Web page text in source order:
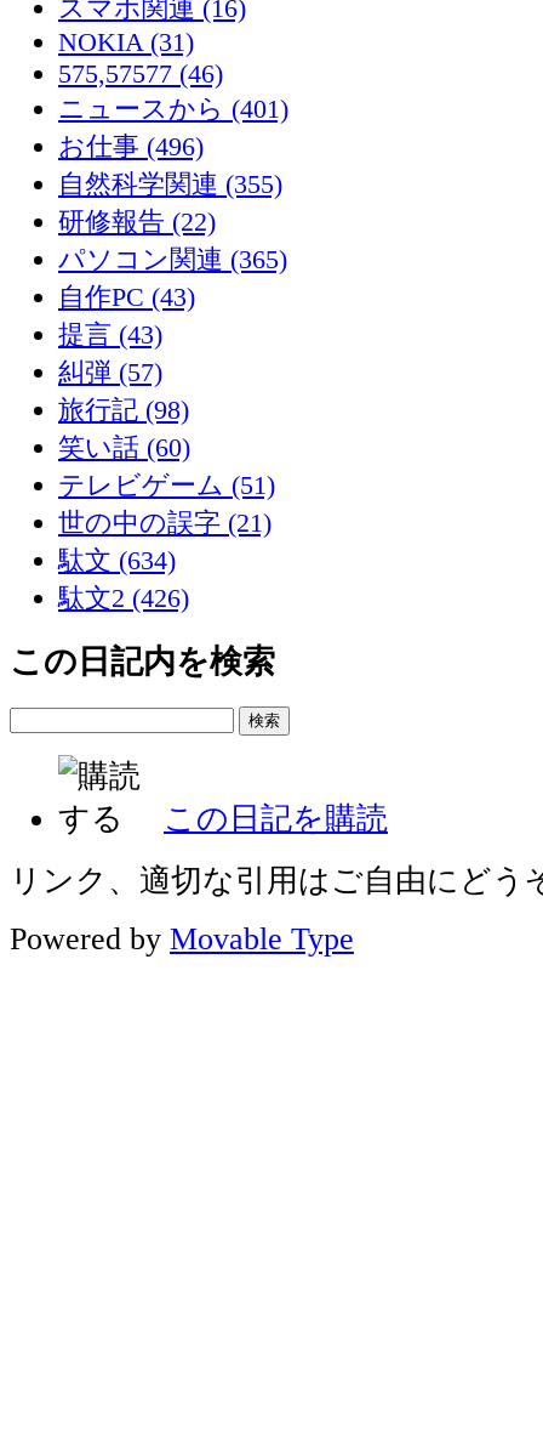
スマホ関連 (16)
NOKIA (31)
575,57577 (46)
ニュースから (401)
お仕事 (496)
自然科学関連 (355)
研修報告 (22)
パソコン関連 (365)
自作PC (43)
提言 (43)
糾弾 (57)
旅行記 (98)
笑い話 (60)
テレビゲーム (51)
世の中の誤字 (21)
駄文 (634)
駄文2 (426)
この日記内を検索
この日記を購読
リンク、適切な引用はご自由にどう
Powered by Movable Type